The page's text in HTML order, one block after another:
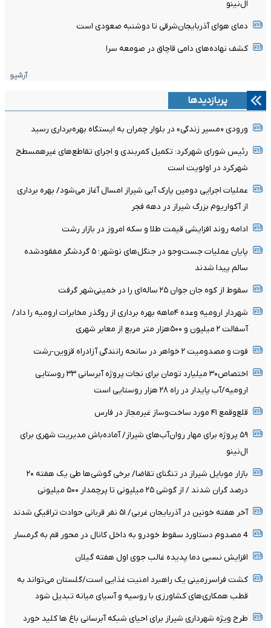
ال‌نینو
دمای هوای آذربایجان‌شرقی تا دوشنبه صعودی است
کشف نهاده‌های دامی قاچاق در صومعه سرا
آرشیو
پربازدیدها
ورودی «مسیر زندگی» در بلوار چمران به ایستگاه بهره‌برداری رسید
رئیس شورای شهرکرد: تکمیل کمربندی و اجرای تقاطع‌های غیرهمسطح
شهرکرد در اولویت است
عملیات اجرایی دومین پارک آبی شیراز امسال آغاز می‌شود/ بهره برداری
از آکواریوم بزرگ شیراز در دهه فجر
ادامه روند افزایشی قیمت طلا و سکه امروز در بازار رشت
پایان عملیات جست‌وجو در جنگل‌های نوشهر؛ ۵ گردشگر مفقودشده
سالم پیدا شدند
سقوط از کوه جان جوان ۲۵ ساله‌ای را در خمینی‌شهر گرفت
شهردار ارومیه وعده ۴ماهه بهره برداری از روگذر مخابرات ارومیه را داد/
آسفالت ۲ میلیون و ۵۰۰هزار متر مربع از معابر شهری
فوت و مصدومیت ۲ خواهر در سانحه رانندگی آزادراه قزوین-رشت
اختصاص۳۰ میلیارد تومان برای نجات پروژه آبرسانی ۳۳ روستایی
ارومیه/آب پایدار در راه ۲۸ هزار روستایی است
قلع‌وقمع ۴۱ مورد ساخت‌وساز غیرمجاز در فارس
۵۹ پروژه برای مهار روان‌آب‌های شیراز/ آماده‌باش مدیریت شهری برای
ال‌نینو
بازار موبایل شیراز در تنگنای تقاضا/ برخی گوشی‌ها طی یک هفته ۲۰
درصد گران شدند / از گوشی ۲۵ میلیونی تا پرچمدار ۵۰۰ میلیونی
آخر هفته خونین در آذربایجان غربی/ ۵۱ نفر قربانی حوادث ترافیکی شدند
4 مصدوم دستاورد سقوط خودرو به داخل کانال در محور قم به گرمسار
افزایش نسبی دما پدیده غالب جوی اول هفته گیلان
کشت فراسرزمینی یک راهبرد امنیت غذایی است/گلستان می‌تواند به
قطب همکاری‌های کشاورزی با روسیه و آسیای میانه تبدیل شود
طرح ویژه شهرداری شیراز برای احیای شبکه آبرسانی باغ ها کلید خورد